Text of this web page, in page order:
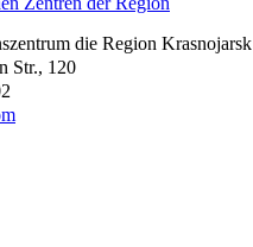
die Region Krasnojarsk
Str., 120